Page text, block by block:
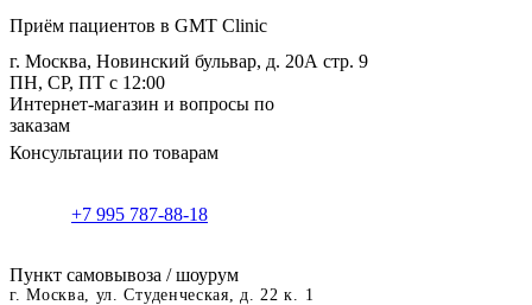
Приём пациентов в GMT Clinic
г. Москва, Новинский бульвар, д. 20А стр. 9
ПН, СР, ПТ с 12:00
Интернет-магазин и вопросы по
заказам
Консультации по товарам
+7 995 787-88-18
Пункт самовывоза / шоурум
г. Москва, ул. Студенческая, д. 22 к. 1